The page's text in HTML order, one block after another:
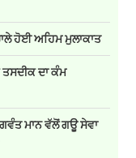
ਹੋਈ ਅਹਿਮ ਮੁਲਾਕਾਤ
ਤਸਦੀਕ ਦਾ ਕੰਮ
ਮਾਨ ਵੱਲੋਂ ਗਊ ਸੇਵਾ